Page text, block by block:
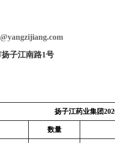
子江南路1号
扬子江药业集团
数量